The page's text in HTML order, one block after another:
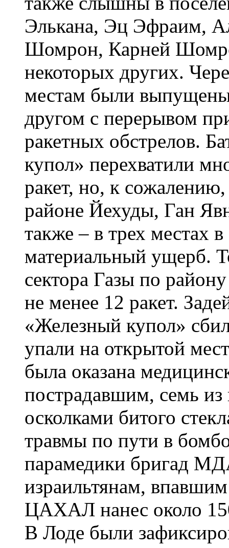
Элькана, Эц Эфраим,
Шомрон, Карней
некоторых других.
местам были выпущены
другом с перерывом
ракетных обстрелов.
купол» перехватили
ракет, но, к
районе Йехуды, Ган
также – в трех местах
материальный ущерб.
сектора Газы по
не менее 12 ракет.
«Железный купол»
упали на открытой
была оказана
пострадавшим, семь
осколками битого
травмы по пути в
парамедики бригад
израильтянам,
ЦАХАЛ нанес около
В Лоде были